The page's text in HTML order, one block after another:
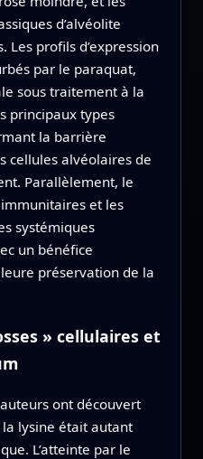
d’alvéolite
profils d’expression
par le paraquat,
sous traitement à la
principaux types
la barrière
cellules alvéolaires de
Parallèlement, le
et les
systémiques
un bénéfice
préservation de la
» cellulaires et
ont découvert
la lysine était autant
L’atteinte par le